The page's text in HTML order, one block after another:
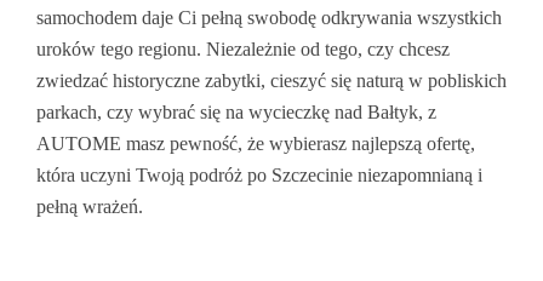
samochodem daje Ci pełną swobodę odkrywania wszystkich
uroków tego regionu. Niezależnie od tego, czy chcesz
zwiedzać historyczne zabytki, cieszyć się naturą w pobliskich
parkach, czy wybrać się na wycieczkę nad Bałtyk, z
AUTOME masz pewność, że wybierasz najlepszą ofertę,
która uczyni Twoją podróż po Szczecinie niezapomnianą i
pełną wrażeń.